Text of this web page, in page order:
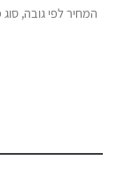
המחיר לפי גובה, סוג